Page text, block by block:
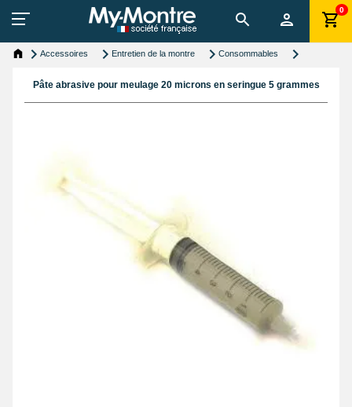
0
Accessoires Entretien de la montre Consommables
Pâte abrasive pour meulage 20 microns en seringue 5 grammes